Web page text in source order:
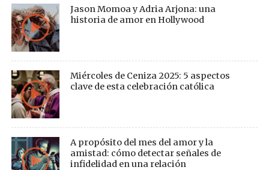
Jason Momoa y Adria Arjona: una
historia de amor en Hollywood
Miércoles de Ceniza 2025: 5 aspectos
clave de esta celebración católica
A propósito del mes del amor y la
amistad: cómo detectar señales de
infidelidad en una relación